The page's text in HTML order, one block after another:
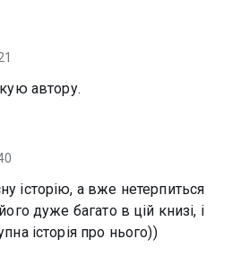
автору.
історію, а вже нетерпиться
дуже багато в цій книзі, і
історія про нього))